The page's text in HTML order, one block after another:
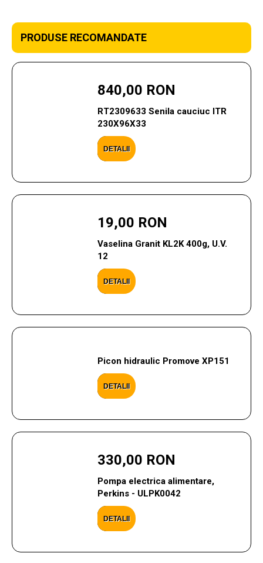
PRODUSE RECOMANDATE
840,00 RON
RT2309633 Senila cauciuc ITR
230X96X33
DETALII
19,00 RON
Vaselina Granit KL2K 400g, U.V.
12
DETALII
Picon hidraulic Promove XP151
DETALII
330,00 RON
Pompa electrica alimentare,
Perkins - ULPK0042
DETALII